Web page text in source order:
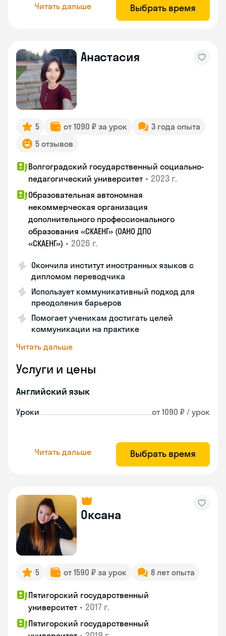
Читать дальше Выбрать время
Анастасия
5 от 1090 ₽ за урок
3 года опыта
5 отзывов
Волгоградский государственный социально-
педагогический университет • 2023 г.
Образовательная автономная
некоммерческая организация
дополнительного профессионального
образования «СКАЕНГ» (ОАНО ДПО
«СКАЕНГ») • 2026 г.
Окончила институт иностранных языков с
дипломом переводчика
Использует коммуникативный подход для
преодоления барьеров
Помогает ученикам достигать целей
коммуникации на практике
Читать дальше
Услуги и цены
Английский язык
Уроки от 1090 ₽ / урок
Читать дальше Выбрать время
Оксана
5 от 1590 ₽ за урок 8 лет опыта
Пятигорский государственный
университет • 2017 г.
Пятигорский государственный